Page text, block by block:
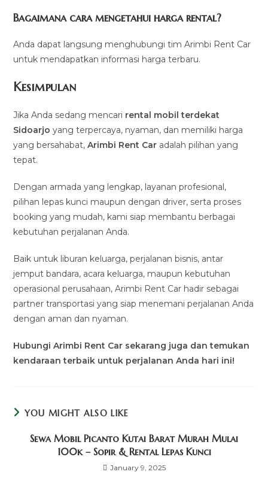
Bagaimana cara mengetahui harga rental?
Anda dapat langsung menghubungi tim Arimbi Rent Car
untuk mendapatkan informasi harga terbaru.
Kesimpulan
Jika Anda sedang mencari rental mobil terdekat
Sidoarjo yang terpercaya, nyaman, dan memiliki harga
yang bersahabat,Arimbi Rent Car adalah pilihan yang
tepat.
Dengan armada yang lengkap, layanan profesional,
pilihan lepas kunci maupun dengan driver, serta proses
booking yang mudah, kami siap membantu berbagai
kebutuhan perjalanan Anda.
Baik untuk liburan keluarga, perjalanan bisnis, antar
jemput bandara, acara keluarga, maupun kebutuhan
operasional perusahaan, Arimbi Rent Car hadir sebagai
partner transportasi yang siap menemani perjalanan Anda
dengan aman dan nyaman.
Hubungi Arimbi Rent Car sekarang juga dan temukan
kendaraan terbaik untuk perjalanan Anda hari ini!
YOU MIGHT ALSO LIKE
Sewa Mobil Picanto Kutai Barat Murah Mulai
100k – Sopir & Rental Lepas Kunci
January 9, 2025